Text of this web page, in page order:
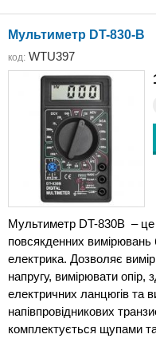
Мультиметр DT-830-В
код: WTU397
Мультиметр DT-830B –
повсякденних
електрика. Дозволяє
напругу, вимірювати опір,
електричних ланцюгів та
напівпровідникових
комплектується щупами